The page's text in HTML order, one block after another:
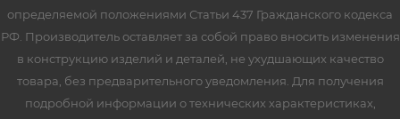
определяемой положениями Статьи 437 Гражданского кодекса
РФ. Производитель оставляет за собой право вносить изменения
в конструкцию изделий и деталей, не ухудшающих качество
товара, без предварительного уведомления. Для получения
подробной информации о технических характеристиках,